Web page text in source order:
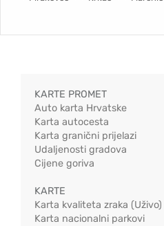
KARTE PROMET
Auto karta Hrvatske
Karta autocesta
Karta granični prijelazi
Udaljenosti gradova
Cijene goriva
KARTE
Karta kvaliteta zraka (Uživo)
Karta nacionalni parkovi